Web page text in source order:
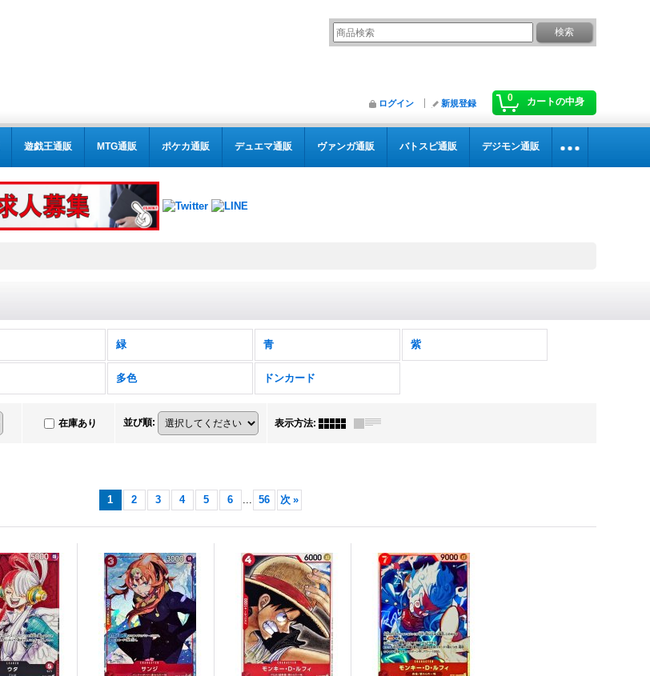
0 カートの中身
ログイン 新規登録
遊戯王通販 MTG通販 ポケカ通販 デュエマ通販 ヴァンガ通販 バトスピ通販 デジモン通販
緑 青 紫
多色 ドンカード
在庫あり 並び順: 表示方法:
1 2 3 4 5 6 ... 56 次 »